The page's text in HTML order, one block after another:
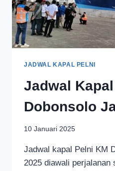
JADWAL KAPAL PELNI
Jadwal
Dobonsolo
10 Januari 2025
Jadwal kapal Pelni KM
2025 diawali perjalanan